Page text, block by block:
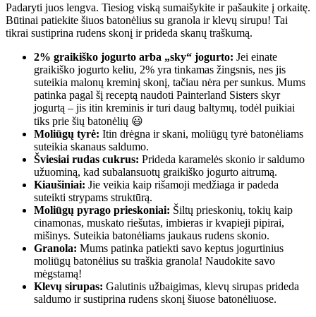
Padaryti juos lengva. Tiesiog viską sumaišykite ir pašaukite į orkaitę.
Būtinai patiekite šiuos batonėlius su granola ir klevų sirupu! Tai
tikrai sustiprina rudens skonį ir prideda skanų traškumą.
2% graikiško jogurto arba „sky“ jogurto: Jei einate
graikiško jogurto keliu, 2% yra tinkamas žingsnis, nes jis
suteikia malonų kreminį skonį, tačiau nėra per sunkus. Mums
patinka pagal šį receptą naudoti Painterland Sisters skyr
jogurtą – jis itin kreminis ir turi daug baltymų, todėl puikiai
tiks prie šių batonėlių 😃
Moliūgų tyrė: Itin drėgna ir skani, moliūgų tyrė batonėliams
suteikia skanaus saldumo.
Šviesiai rudas cukrus: Prideda karamelės skonio ir saldumo
užuominą, kad subalansuotų graikiško jogurto aitrumą.
Kiaušiniai: Jie veikia kaip rišamoji medžiaga ir padeda
suteikti strypams struktūrą.
Moliūgų pyrago prieskoniai: Šiltų prieskonių, tokių kaip
cinamonas, muskato riešutas, imbieras ir kvapieji pipirai,
mišinys. Suteikia batonėliams jaukaus rudens skonio.
Granola: Mums patinka patiekti savo keptus jogurtinius
moliūgų batonėlius su traškia granola! Naudokite savo
mėgstamą!
Klevų sirupas: Galutinis užbaigimas, klevų sirupas prideda
saldumo ir sustiprina rudens skonį šiuose batonėliuose.